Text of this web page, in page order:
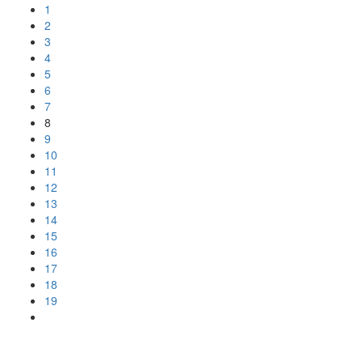
1
2
3
4
5
6
7
8
9
10
11
12
13
14
15
16
17
18
19